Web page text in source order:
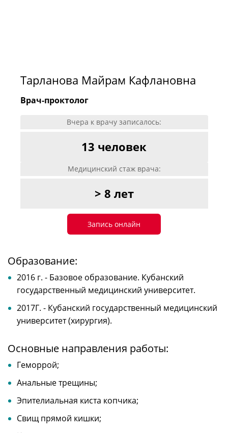
Тарланова Майрам Кафлановна
Врач-проктолог
Вчера к врачу записалось:
13 человек
Медицинский стаж врача:
> 8 лет
Запись онлайн
Образование:
2016 г. - Базовое образование. Кубанский
государственный медицинский университет.
2017Г. - Кубанский государственный медицинский
университет (хирургия).
Основные направления работы:
Геморрой;
Анальные трещины;
Эпителиальная киста копчика;
Свищ прямой кишки;